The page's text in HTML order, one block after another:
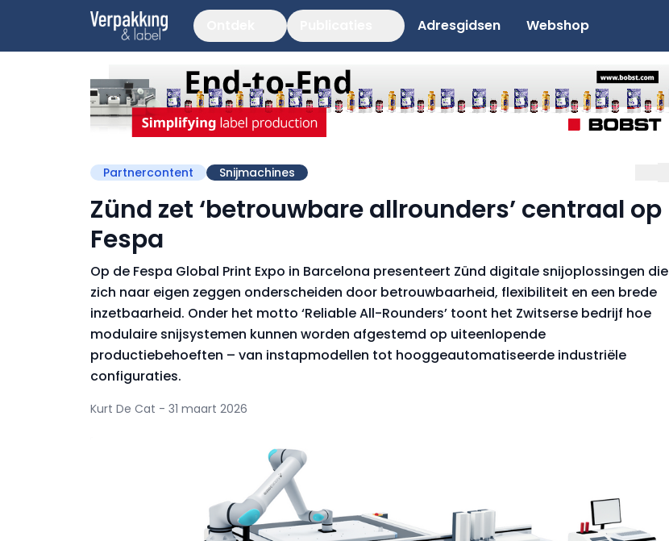
Adresgidsen Webshop
Partnercontent Snijmachines
Zünd zet ‘betrouwbare allrounders’ centraal op
Fespa
Op de Fespa Global Print Expo in Barcelona presenteert Zünd digitale snijoplossingen die
zich naar eigen zeggen onderscheiden door betrouwbaarheid, flexibiliteit en een brede
inzetbaarheid. Onder het motto ‘Reliable All-Rounders’ toont het Zwitserse bedrijf hoe
modulaire snijsystemen kunnen worden afgestemd op uiteenlopende
productiebehoeften – van instapmodellen tot hooggeautomatiseerde industriële
configuraties.
Kurt De Cat - 31 maart 2026